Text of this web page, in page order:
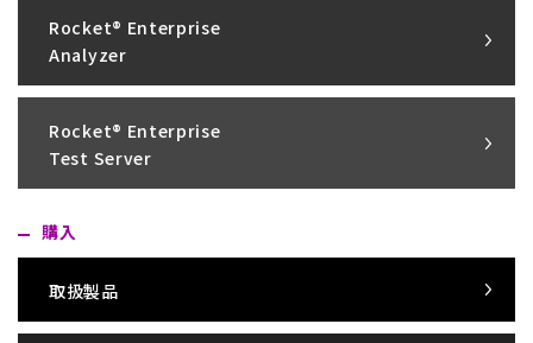
Rocket® Enterprise
Analyzer
Rocket® Enterprise
Test Server
購入
取扱製品